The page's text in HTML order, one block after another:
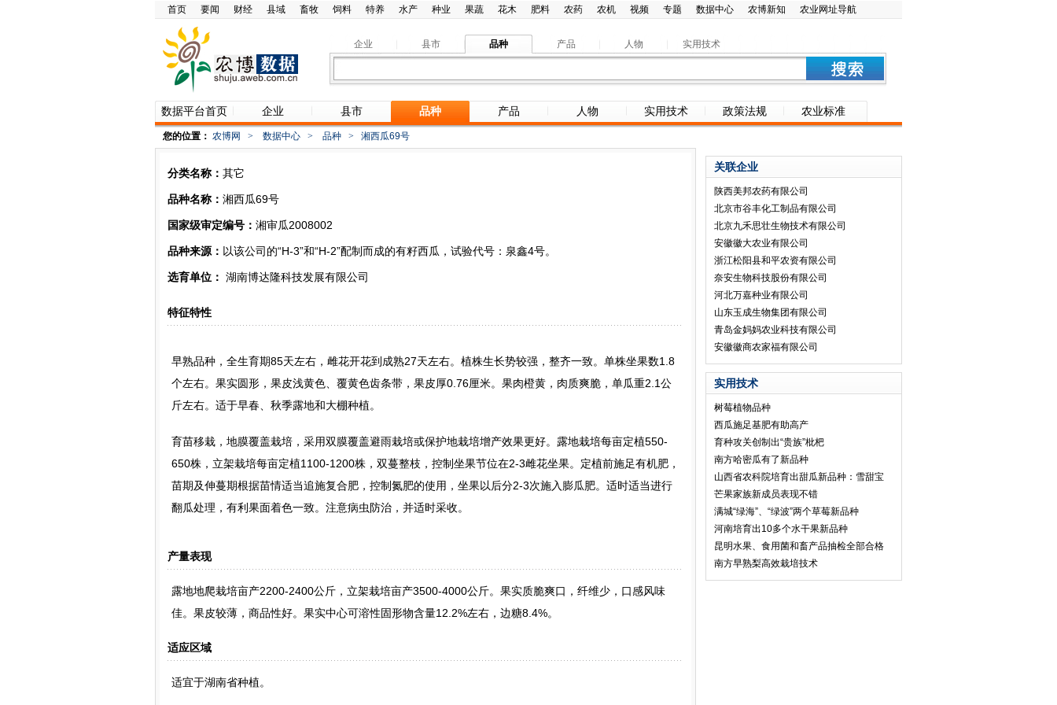
首页 要闻 财经 县域 畜牧 饲料 特养 水产 种业 果蔬 花木 肥料 农药 农机 视频 专题 数据中心 农博新知 农业网址导航
企业 县市 品种 产品 人物 实用技术
数据平台首页 企业 县市 品种 产品 人物 实用技术 政策法规 农业标准
您的位置： 农博网 > 数据中心 > 品种 > 湘西瓜69号
分类名称： 其它
品种名称： 湘西瓜69号
国家级审定编号： 湘审瓜2008002
品种来源： 以该公司的“H-3”和“H-2”配制而成的有籽西瓜，试验代号：泉鑫4号。
选育单位： 湖南博达隆科技发展有限公司
特征特性
早熟品种，全生育期85天左右，雌花开花到成熟27天左右。植株生长势较强，整齐一致。单株坐果数1.8
个左右。果实圆形，果皮浅黄色、覆黄色齿条带，果皮厚0.76厘米。果肉橙黄，肉质爽脆，单瓜重2.1公
斤左右。适于早春、秋季露地和大棚种植。
育苗移栽，地膜覆盖栽培，采用双膜覆盖避雨栽培或保护地栽培增产效果更好。露地栽培每亩定植550-
650株，立架栽培每亩定植1100-1200株，双蔓整枝，控制坐果节位在2-3雌花坐果。定植前施足有机肥，
苗期及伸蔓期根据苗情适当追施复合肥，控制氮肥的使用，坐果以后分2-3次施入膨瓜肥。适时适当进行
翻瓜处理，有利果面着色一致。注意病虫防治，并适时采收。
产量表现
露地地爬栽培亩产2200-2400公斤，立架栽培亩产3500-4000公斤。果实质脆爽口，纤维少，口感风味
佳。果皮较薄，商品性好。果实中心可溶性固形物含量12.2%左右，边糖8.4%。
适应区域
适宜于湖南省种植。
关联企业
陕西美邦农药有限公司
北京市谷丰化工制品有限公司
北京九禾思壮生物技术有限公司
安徽徽大农业有限公司
浙江松阳县和平农资有限公司
奈安生物科技股份有限公司
河北万嘉种业有限公司
山东玉成生物集团有限公司
青岛金妈妈农业科技有限公司
安徽徽商农家福有限公司
实用技术
树莓植物品种
西瓜施足基肥有助高产
育种攻关创制出“贵族”枇杷
南方哈密瓜有了新品种
山西省农科院培育出甜瓜新品种：雪甜宝
芒果家族新成员表现不错
满城“绿海”、“绿波”两个草莓新品种
河南培育出10多个水干果新品种
昆明水果、食用菌和畜产品抽检全部合格
南方早熟梨高效栽培技术